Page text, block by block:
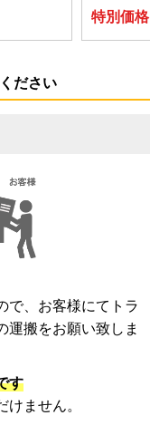
特別価
ださい
で、お客様にてトラ
運搬をお願い致しま
す
ません。